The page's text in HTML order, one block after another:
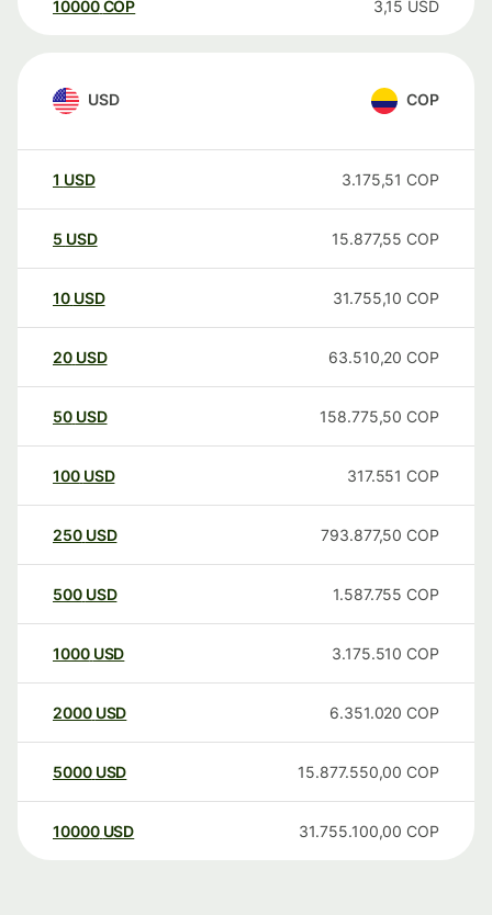
10000 COP 3,15 USD
USD COP
1 USD 3.175,51 COP
5 USD 15.877,55 COP
10 USD 31.755,10 COP
20 USD 63.510,20 COP
50 USD 158.775,50 COP
100 USD 317.551 COP
250 USD 793.877,50 COP
500 USD 1.587.755 COP
1000 USD 3.175.510 COP
2000 USD 6.351.020 COP
5000 USD 15.877.550,00 COP
10000 USD 31.755.100,00 COP